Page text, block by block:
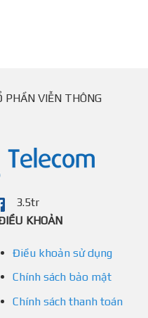
PHẦN VIỄN THÔNG
3.5tr
KHOẢN
Điều khoản sử dụng
Chính sách bảo mật
Chính sách thanh toán